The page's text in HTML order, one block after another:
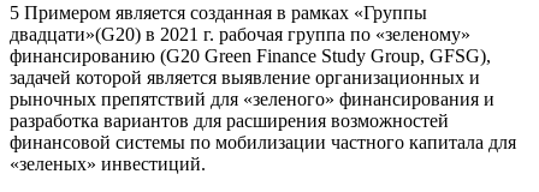
5 Примером является созданная в рамках «Группы
двадцати»(G20) в 2021 г. рабочая группа по «зеленому»
финансированию (G20 Green Finance Study Group, GFSG),
задачей которой является выявление организационных и
рыночных препятствий для «зеленого» финансирования и
разработка вариантов для расширения возможностей
финансовой системы по мобилизации частного капитала для
«зеленых» инвестиций.